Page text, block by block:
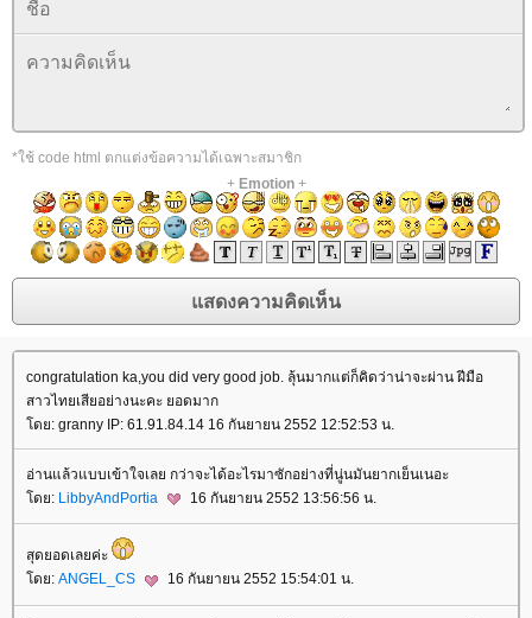
*ใช้ code html ตกแต่งข้อความได้เฉพาะสมาชิก
+ Emotion+
congratulation ka,you did very good job. ลุ้นมากแต่ก็คิดว่าน่าจะผ่าน ฝีมือ
สาวไทยเสียอย่างนะคะ ยอดมาก
ดย: granny IP: 61.91.84.14 16 กันยายน 2552 12:52:53 น.
อ่านแล้วแบบเข้าใจเลย กว่าจะได้อะไรมาซักอย่างที่นู่นมันยากเย็นเนอะ
ดย: LibbyAndPortia 16 กันยายน 2552 13:56:56 น.
สุดยอดเลยค่ะ
ดย: ANGEL_CS 16 กันยายน 2552 15:54:01 น.